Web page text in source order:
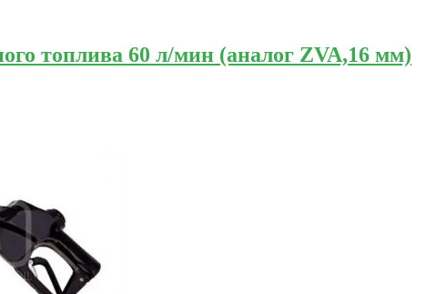
топлива 60 л/мин (аналог ZVA,16 мм)